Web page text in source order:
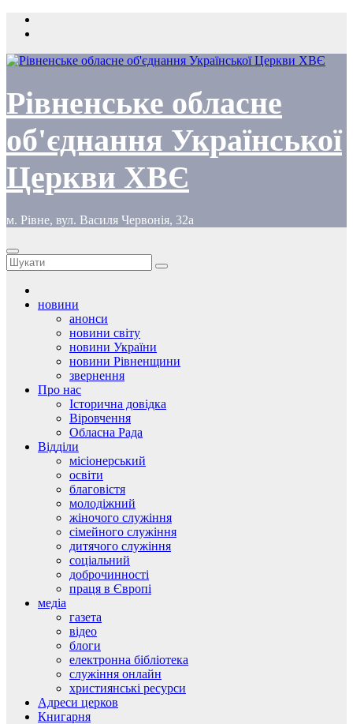
Перейти
Рівненське обласне
об'єднання Української
Церкви ХВЄ
м. Рівне, вул. Василя Червонія, 32а
новини
анонси
новини світу
новини України
новини Рівненщини
звернення
Про нас
Історична довідка
Віровчення
Обласна Рада
Відділи
місіонерський
освіти
благовістя
молодіжний
жіночого служіння
сімейного служіння
дитячого служіння
соціальний
доброчинності
праця в Європі
медіа
газета
відео
блоги
електронна бібліотека
служіння онлайн
християнські ресурси
Адреси церков
Книгарня